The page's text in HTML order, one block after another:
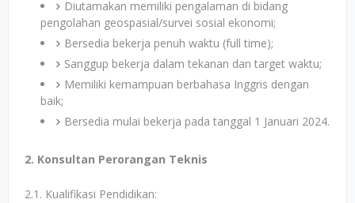
Diutamakan memiliki pengalaman di bidang
pengolahan geospasial/survei sosial ekonomi;
Bersedia bekerja penuh waktu (full time);
Sanggup bekerja dalam tekanan dan target waktu;
Memiliki kemampuan berbahasa Inggris dengan
baik;
Bersedia mulai bekerja pada tanggal 1 Januari 2024.
2. Konsultan Perorangan Teknis
2.1. Kualifikasi Pendidikan: